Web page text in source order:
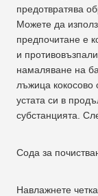
предотвратява
Можете да
предпочитане е
и
намаляване на
лъжица кокосово
устата си в
субстанцията.
Сода за
Навлажнете